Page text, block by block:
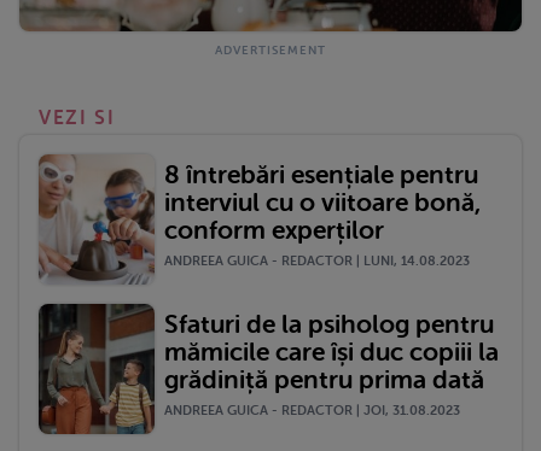
VEZI SI
8 întrebări esențiale pentru
interviul cu o viitoare bonă,
conform experților
ANDREEA GUICA - REDACTOR | LUNI, 14.08.2023
Sfaturi de la psiholog pentru
mămicile care își duc copiii la
grădiniță pentru prima dată
ANDREEA GUICA - REDACTOR | JOI, 31.08.2023